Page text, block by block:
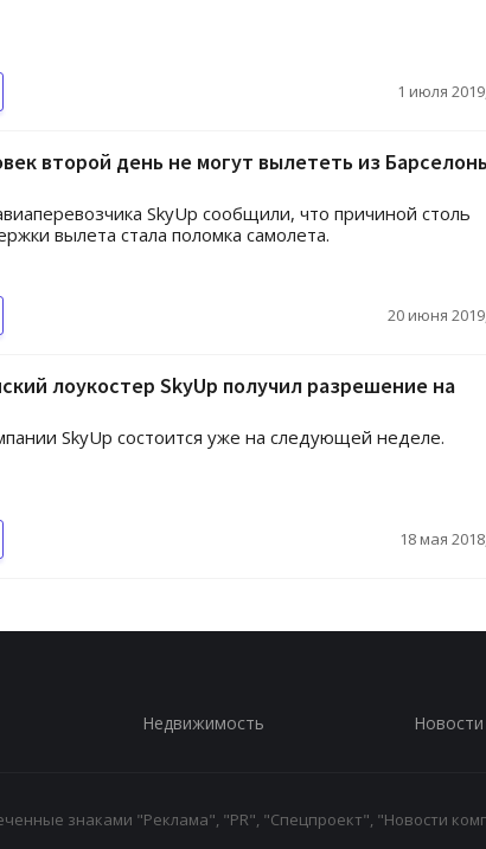
1 июля
второй день не могут вылететь из
SkyUp сообщили, что причиной столь
вылета стала поломка самолета.
20 июня
лоукостер SkyUp получил разрешение на
SkyUp состоится уже на следующей неделе.
18 мая
Недвижимость Новости
знаками "Реклама", "PR", "Спецпроект", "Новости